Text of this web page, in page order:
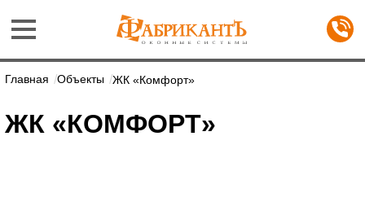
Главная Объекты ЖК «Комфорт»
ЖК «КОМФОРТ»